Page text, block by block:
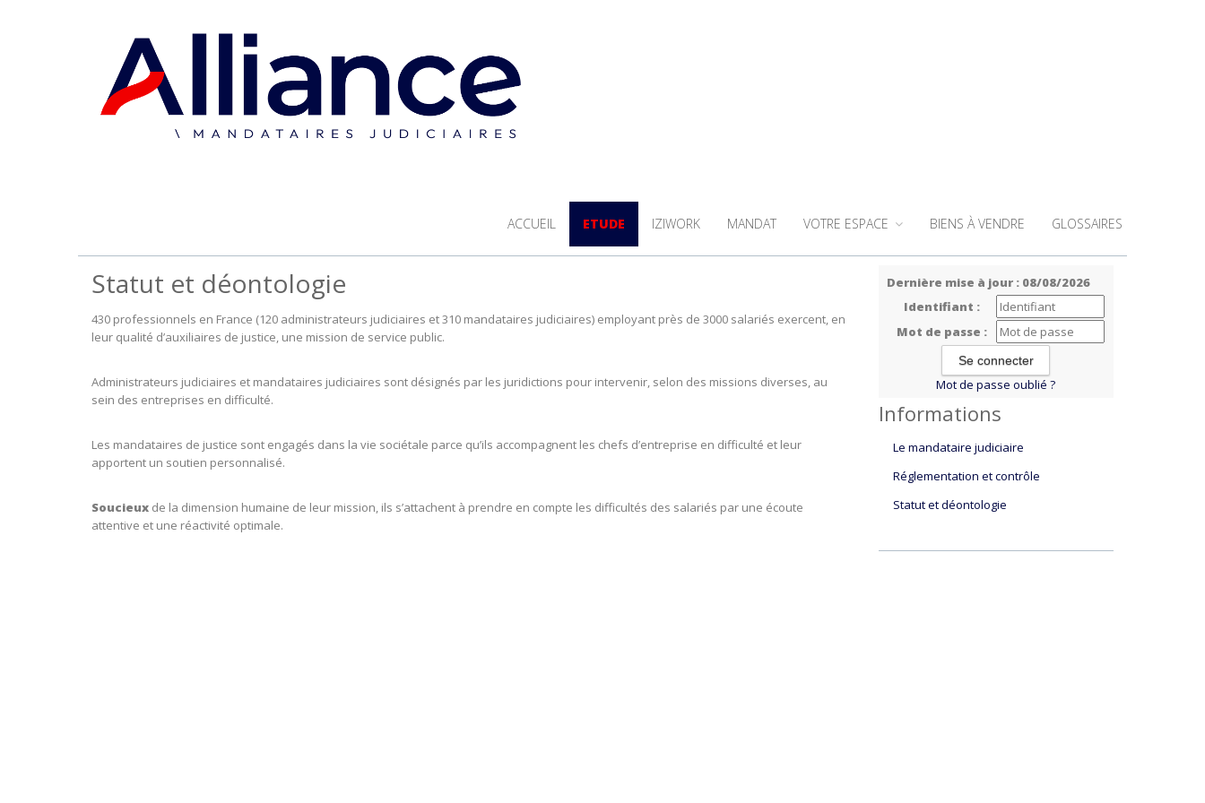
ACCUEIL ETUDE IZIWORK MANDAT VOTRE ESPACE BIENS À VENDRE GLOSSAIRES
Dernière mise à jour : 08/08/2026
Identifiant :
Mot de passe :
Mot de passe oublié ?
Informations
Le mandataire judiciaire
Réglementation et contrôle
Statut et déontologie
Statut et déontologie
430 professionnels en France (120 administrateurs judiciaires et 310 mandataires judiciaires) employant près de 3000 salariés exercent, en
leur qualité d’auxiliaires de justice, une mission de service public.
Administrateurs judiciaires et mandataires judiciaires sont désignés par les juridictions pour intervenir, selon des missions diverses, au
sein des entreprises en difficulté.
Les mandataires de justice sont engagés dans la vie sociétale parce qu’ils accompagnent les chefs d’entreprise en difficulté et leur
apportent un soutien personnalisé.
Soucieux de la dimension humaine de leur mission, ils s’attachent à prendre en compte les difficultés des salariés par une écoute
attentive et une réactivité optimale.